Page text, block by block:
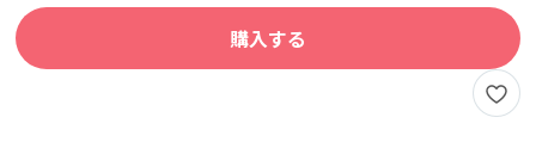
購入する